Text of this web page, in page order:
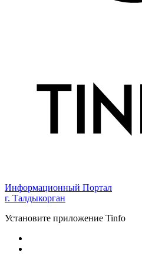
Информационный Портал
г. Талдыкорган
Установите приложение Tinfo